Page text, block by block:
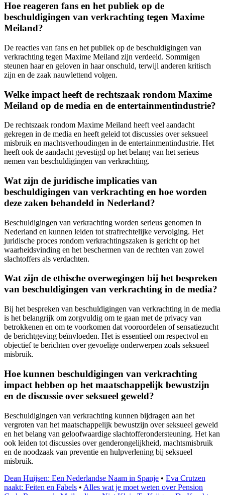
Hoe reageren fans en het publiek op de
beschuldigingen van verkrachting tegen Maxime
Meiland?
De reacties van fans en het publiek op de beschuldigingen van
verkrachting tegen Maxime Meiland zijn verdeeld. Sommigen
steunen haar en geloven in haar onschuld, terwijl anderen kritisch
zijn en de zaak nauwlettend volgen.
Welke impact heeft de rechtszaak rondom Maxime
Meiland op de media en de entertainmentindustrie?
De rechtszaak rondom Maxime Meiland heeft veel aandacht
gekregen in de media en heeft geleid tot discussies over seksueel
misbruik en machtsverhoudingen in de entertainmentindustrie. Het
heeft ook de aandacht gevestigd op het belang van het serieus
nemen van beschuldigingen van verkrachting.
Wat zijn de juridische implicaties van
beschuldigingen van verkrachting en hoe worden
deze zaken behandeld in Nederland?
Beschuldigingen van verkrachting worden serieus genomen in
Nederland en kunnen leiden tot strafrechtelijke vervolging. Het
juridische proces rondom verkrachtingszaken is gericht op het
waarheidsvinding en het beschermen van de rechten van zowel
slachtoffers als verdachten.
Wat zijn de ethische overwegingen bij het bespreken
van beschuldigingen van verkrachting in de media?
Bij het bespreken van beschuldigingen van verkrachting in de media
is het belangrijk om zorgvuldig om te gaan met de privacy van
betrokkenen en om te voorkomen dat vooroordelen of sensatiezucht
de berichtgeving beïnvloeden. Het is essentieel om respectvol en
objectief te berichten over gevoelige onderwerpen zoals seksueel
misbruik.
Hoe kunnen beschuldigingen van verkrachting
impact hebben op het maatschappelijk bewustzijn
en de discussie over seksueel geweld?
Beschuldigingen van verkrachting kunnen bijdragen aan het
vergroten van het maatschappelijk bewustzijn over seksueel geweld
en het belang van geloofwaardige slachtofferondersteuning. Het kan
ook leiden tot discussies over genderongelijkheid, machtsmisbruik
en de noodzaak van preventie en hulpverlening bij seksueel
misbruik.
Dean Huijsen: Een Nederlandse Naam in Spanje • Eva Crutzen
naakt: Feiten en Fabels • Alles wat je moet weten over Pension